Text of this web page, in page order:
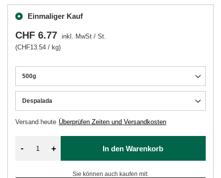
Einmaliger Kauf
500g
Despalada
Versand heute Überprüfen Zeiten und Versandkosten
CHF 6.77 inkl. MwSt / St.
(CHF13.54 / kg)
- + In den Warenkorb
Sie können auch kaufen mit: